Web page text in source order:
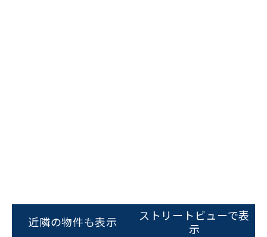
近隣の物件も表示
ストリートビューで表
示